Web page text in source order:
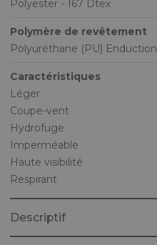
Polyester - 167 Dtex
Polymère de revêtement
Polyuréthane (PU) Enduction
Caractéristiques
Léger
Coupe-vent
Hydrofuge
Imperméable
Haute visibilité
Respirant
Descriptif